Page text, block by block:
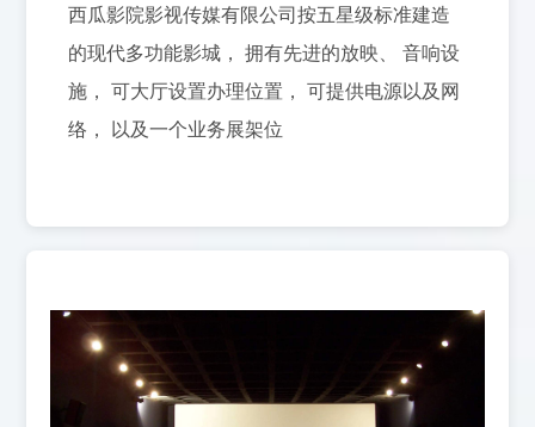
西瓜影院影视传媒有限公司按五星级标准建造
的现代多功能影城， 拥有先进的放映、 音响设
施， 可大厅设置办理位置， 可提供电源以及网
络， 以及一个业务展架位